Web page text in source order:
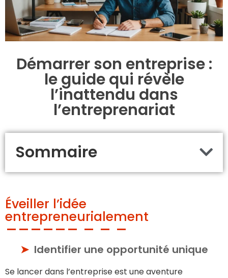
Démarrer son entreprise :
le guide qui révèle
l’inattendu dans
l’entreprenariat
Sommaire
Éveiller l’idée
entrepreneurialement
Identifier une opportunité unique
Se lancer dans l’entreprise est une aventure